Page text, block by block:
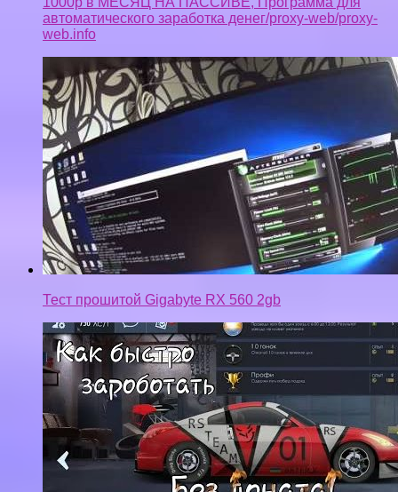
автоматического заработка денег/proxy-web/proxy-
web.info
Тест прошитой Gigabyte RX 560 2gb